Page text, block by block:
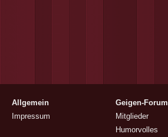
Allgemein
Impressum
Geigen-Forum
Mitglieder
Humorvolles